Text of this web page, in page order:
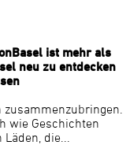
ist mehr als
neu zu entdecken
wie Geschichten
die...